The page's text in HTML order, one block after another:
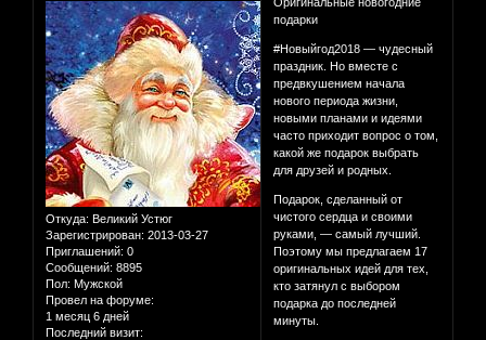
Откуда: Великий Устюг
Зарегистрирован: 2013-03-27
Приглашений: 0
Сообщений: 8895
Пол: Мужской
Провел на форуме:
1 месяц 6 дней
Последний визит:
подарки
#Новыйгод2018 — чудесный
праздник. Но вместе с
предвкушением начала
нового периода жизни,
новыми планами и идеями
часто приходит вопрос о том,
какой же подарок выбрать
для друзей и родных.
Подарок, сделанный от
чистого сердца и своими
руками, — самый лучший.
Поэтому мы предлагаем 17
оригинальных идей для тех,
кто затянул с выбором
подарка до последней
минуты.